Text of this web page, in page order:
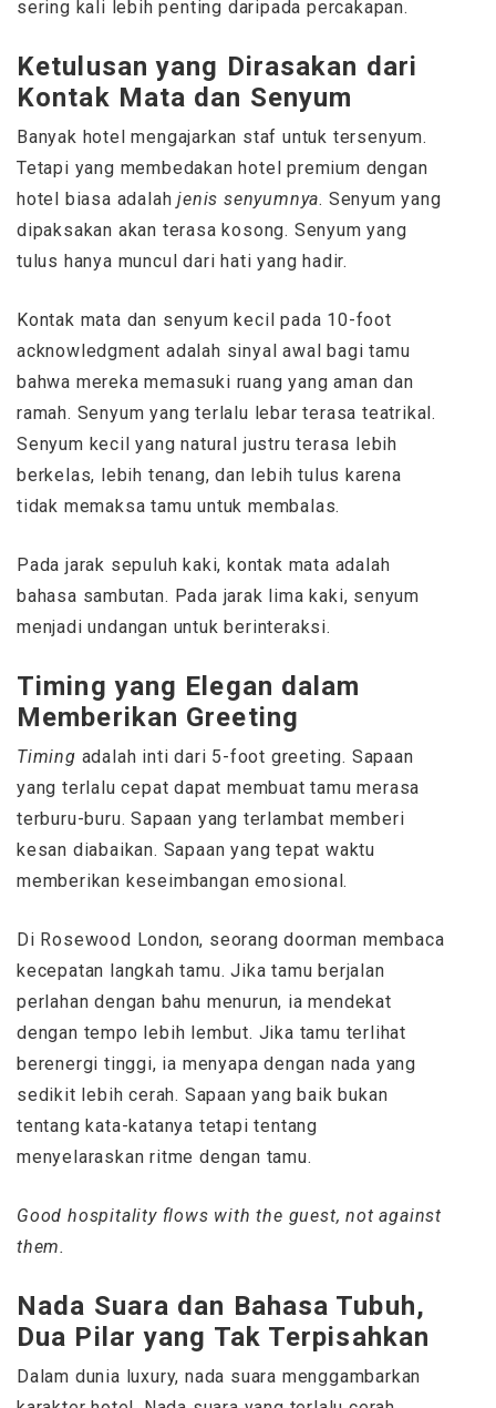
sering kali lebih penting daripada percakapan.
Ketulusan yang Dirasakan dari
Kontak Mata dan Senyum
Banyak hotel mengajarkan staf untuk tersenyum.
Tetapi yang membedakan hotel premium dengan
hotel biasa adalahjenis senyumnya. Senyum yang
dipaksakan akan terasa kosong. Senyum yang
tulus hanya muncul dari hati yang hadir.
Kontak mata dan senyum kecil pada 10-foot
acknowledgment adalah sinyal awal bagi tamu
bahwa mereka memasuki ruang yang aman dan
ramah. Senyum yang terlalu lebar terasa teatrikal.
Senyum kecil yang natural justru terasa lebih
berkelas, lebih tenang, dan lebih tulus karena
tidak memaksa tamu untuk membalas.
Pada jarak sepuluh kaki, kontak mata adalah
bahasa sambutan. Pada jarak lima kaki, senyum
menjadi undangan untuk berinteraksi.
Timing yang Elegan dalam
Memberikan Greeting
Timing adalah inti dari 5-foot greeting. Sapaan
yang terlalu cepat dapat membuat tamu merasa
terburu-buru. Sapaan yang terlambat memberi
kesan diabaikan. Sapaan yang tepat waktu
memberikan keseimbangan emosional.
Di Rosewood London, seorang doorman membaca
kecepatan langkah tamu. Jika tamu berjalan
perlahan dengan bahu menurun, ia mendekat
dengan tempo lebih lembut. Jika tamu terlihat
berenergi tinggi, ia menyapa dengan nada yang
sedikit lebih cerah. Sapaan yang baik bukan
tentang kata-katanya tetapi tentang
menyelaraskan ritme dengan tamu.
Good hospitality flows with the guest, not against
them.
Nada Suara dan Bahasa Tubuh,
Dua Pilar yang Tak Terpisahkan
Dalam dunia luxury, nada suara menggambarkan